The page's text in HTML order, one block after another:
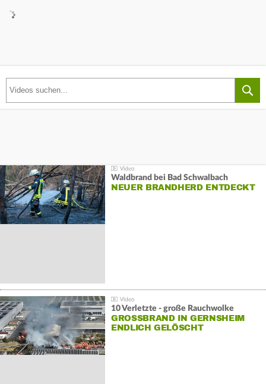
Waldbrand bei Bad Schwalbach
NEUER BRANDHERD ENTDECKT
10 Verletzte - große Rauchwolke
GROSSBRAND IN GERNSHEIM E
NDLICH GELÖSCHT